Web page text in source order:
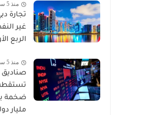
منذ 5 سنة
تجارة
غير
الربع الأول
منذ 5 سنة
مليار